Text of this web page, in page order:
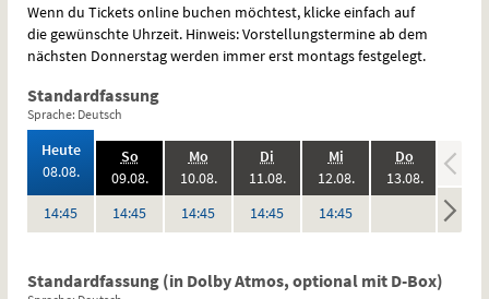
Wenn du Tickets online buchen möchtest, klicke einfach auf
die gewünschte Uhrzeit. Hinweis: Vorstellungstermine ab dem
nächsten Donnerstag werden immer erst montags festgelegt.
Standardfassung
Sprache: Deutsch
Heute,
08.08.2026:
14:45Uhr
So.,
09.08.2026:
14:45Uhr
Mo.,
10.08.2026:
14:45Uhr
Di
11.08.2026:
14:45Uhr
Mi.,
12.08.2026:
14:45Uhr
Do
13.08.2026:
Vorstellungen
keine
Standardfassung (in Dolby Atmos, optional mit D-Box)